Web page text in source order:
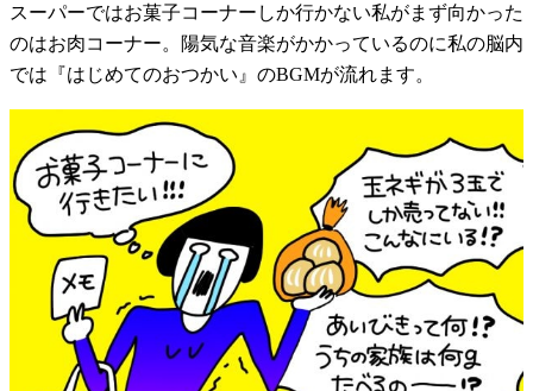
スーパーではお菓子コーナーしか行かない私がまず向かった
のはお肉コーナー。陽気な音楽がかかっているのに私の脳内
では『はじめてのおつかい』のBGMが流れます。